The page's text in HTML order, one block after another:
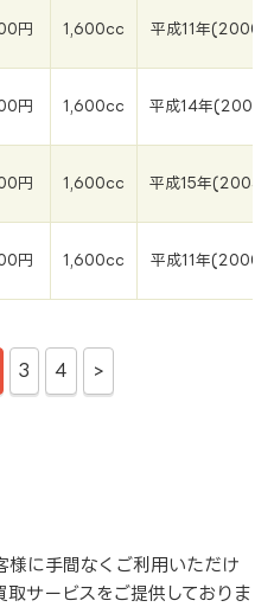
円 1,600cc 平成11年(2000
円 1,600cc 平成14年(2003
円 1,600cc 平成15年(2004
円 1,600cc 平成11年(2000
3 4 >
様に手間なくご利用いただけ
サービスをご提供しておりま